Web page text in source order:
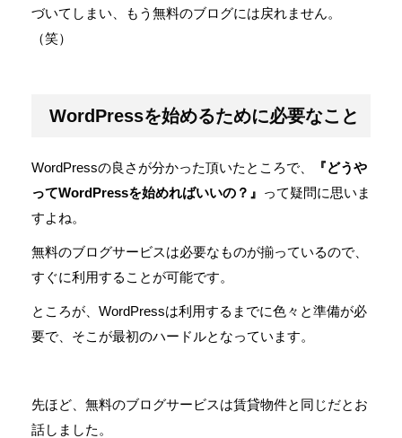
づいてしまい、もう無料のブログには戻れません。
（笑）
WordPressを始めるために必要なこと
WordPressの良さが分かった頂いたところで、
『どうや
ってWordPressを始めればいいの？』 って疑問に思いま
すよね。
無料のブログサービスは必要なものが揃っているので、
すぐに利用することが可能です。
ところが、WordPressは利用するまでに色々と準備が必
要で、そこが最初のハードルとなっています。
先ほど、無料のブログサービスは賃貸物件と同じだとお
話しました。